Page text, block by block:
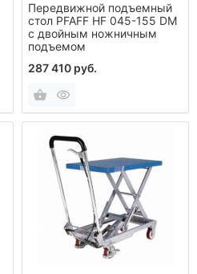
Передвижной подъемный
стол PFAFF HF 045-155 DM
с двойным ножничным
подъемом
287 410 руб.